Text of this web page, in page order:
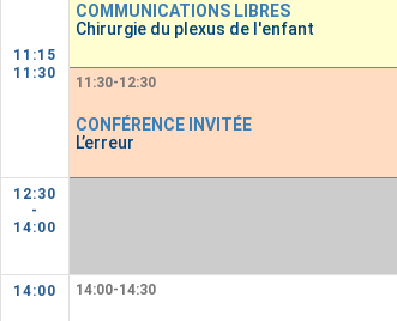
COMMUNICATIONS LIBRES
Chirurgie du plexus de l'enfant
11:15
11:30
11:30-12:30
CONFÉRENCE INVITÉE
L’erreur
12:30
-
14:00
14:00 14:00-14:30